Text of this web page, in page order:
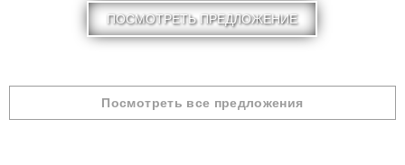
ПОСМОТРЕТЬ ПРЕДЛОЖЕНИЕ
Посмотреть все предложения